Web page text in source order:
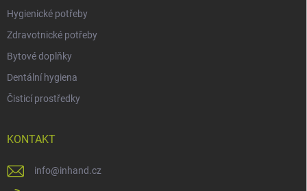
Hygienické potřeby
Zdravotnické potřeby
Bytové doplňky
Dentální hygiena
Čisticí prostředky
KONTAKT
info@inhand.cz